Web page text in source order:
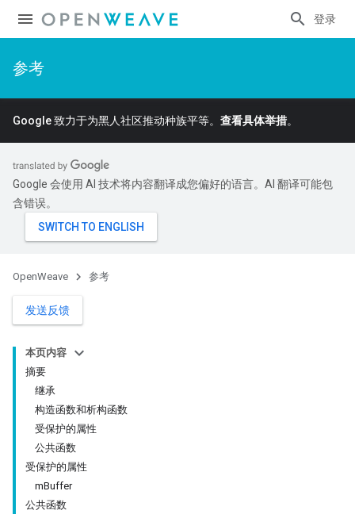
登录
参考
Google 致力于为黑人社区推动种族平等。 查看具体举措。
Google 会使用 AI 技术将内容翻译成您偏好的语言。AI 翻译可能包
含错误。
OpenWeave 参考
发送反馈
本页内容
摘要
继承
构造函数和析构函数
受保护的属性
公共函数
受保护的属性
mBuffer
公共函数